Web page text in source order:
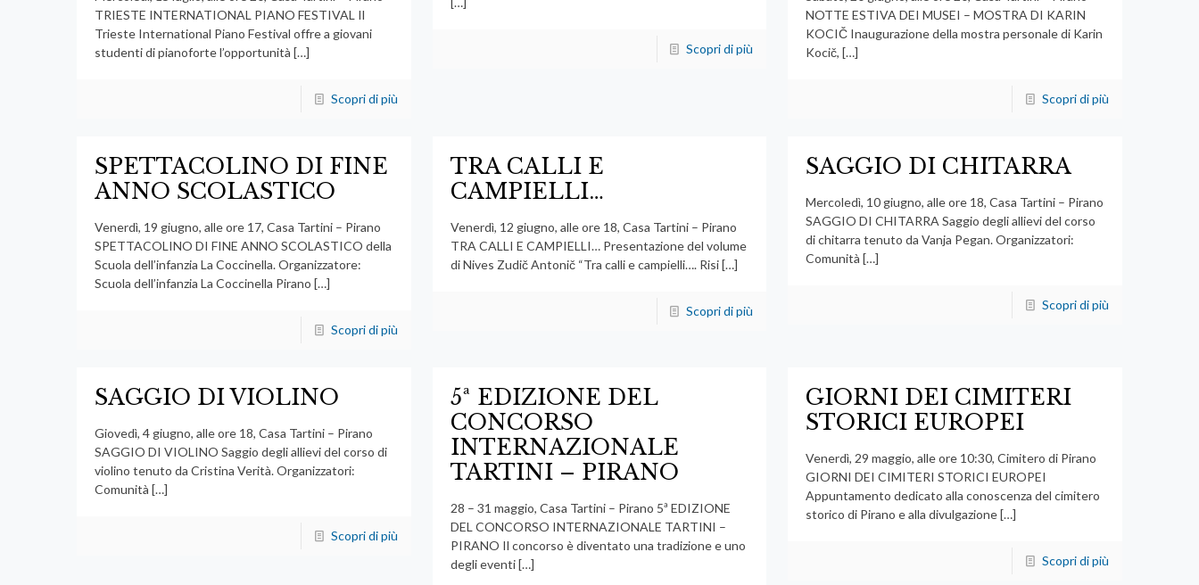
TRIESTE INTERNATIONAL PIANO FESTIVAL Il
Trieste International Piano Festival offre a giovani
studenti di pianoforte l’opportunità […]
Scopri di più
Scopri di più
NOTTE ESTIVA DEI MUSEI – MOSTRA DI KARIN
KOCIČ Inaugurazione della mostra personale di Karin
Kocič, […]
Scopri di più
SPETTACOLINO DI FINE
ANNO SCOLASTICO
Venerdì, 19 giugno, alle ore 17, Casa Tartini – Pirano
SPETTACOLINO DI FINE ANNO SCOLASTICO della
Scuola dell’infanzia La Coccinella. Organizzatore:
Scuola dell’infanzia La Coccinella Pirano […]
Scopri di più
TRA CALLI E
CAMPIELLI…
Venerdì, 12 giugno, alle ore 18, Casa Tartini – Pirano
TRA CALLI E CAMPIELLI… Presentazione del volume
di Nives Zudič Antonič “Tra calli e campielli…. Risi[…]
Scopri di più
SAGGIO DI CHITARRA
Mercoledì, 10 giugno, alle ore 18, Casa Tartini – Pirano
SAGGIO DI CHITARRA Saggio degli allievi del corso
di chitarra tenuto da Vanja Pegan. Organizzatori:
Comunità […]
Scopri di più
SAGGIO DI VIOLINO
Giovedì, 4 giugno, alle ore 18, Casa Tartini – Pirano
SAGGIO DI VIOLINO Saggio degli allievi del corso di
violino tenuto da Cristina Verità. Organizzatori:
Comunità […]
Scopri di più
5ª EDIZIONE DEL
CONCORSO
INTERNAZIONALE
TARTINI – PIRANO
28 – 31 maggio, Casa Tartini – Pirano 5ª EDIZIONE
DEL CONCORSO INTERNAZIONALE TARTINI –
PIRANO Il concorso è diventato una tradizione e uno
degli eventi[…]
GIORNI DEI CIMITERI
STORICI EUROPEI
Venerdì, 29 maggio, alle ore 10:30, Cimitero di Pirano
GIORNI DEI CIMITERI STORICI EUROPEI
Appuntamento dedicato alla conoscenza del cimitero
storico di Pirano e alla divulgazione[…]
Scopri di più